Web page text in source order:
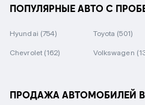
ПОПУЛЯРНЫЕ АВТО С
Hyundai (754) Toyota (501)
Chevrolet (162) Volkswagen
ПРОДАЖА АВТОМОБИЛЕЙ